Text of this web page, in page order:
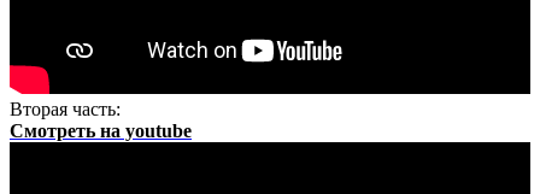
Вторая часть:
Смотреть на youtube